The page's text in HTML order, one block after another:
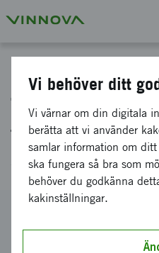
Transformativa
för
2024-03776
Vi behöver ditt
Vi värnar om din digitala
berätta att vi använder
samlar information om
ska fungera så bra som
behöver du godkänna
kakinställningar.